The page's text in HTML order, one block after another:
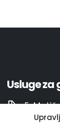
Usluge za
E-